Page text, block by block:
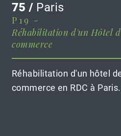
75 / Paris
P19 -
Réhabilitation d'un Hôtel
commerce
Réhabilitation d'un hôtel
commerce en RDC à Paris.